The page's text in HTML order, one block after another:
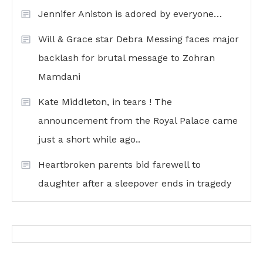
Jennifer Aniston is adored by everyone…
Will & Grace star Debra Messing faces major
backlash for brutal message to Zohran
Mamdani
Kate Middleton, in tears ! The
announcement from the Royal Palace came
just a short while ago..
Heartbroken parents bid farewell to
daughter after a sleepover ends in tragedy